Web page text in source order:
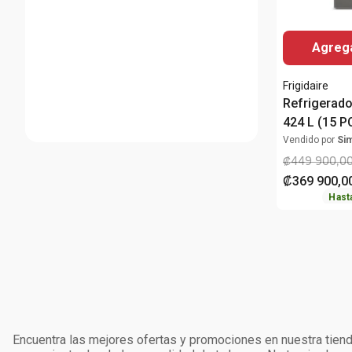
Frigidaire
424 L (15
Vendido por
₡449 900,
₡369 900,
Encuentra las mejores ofertas y promociones en nuestra